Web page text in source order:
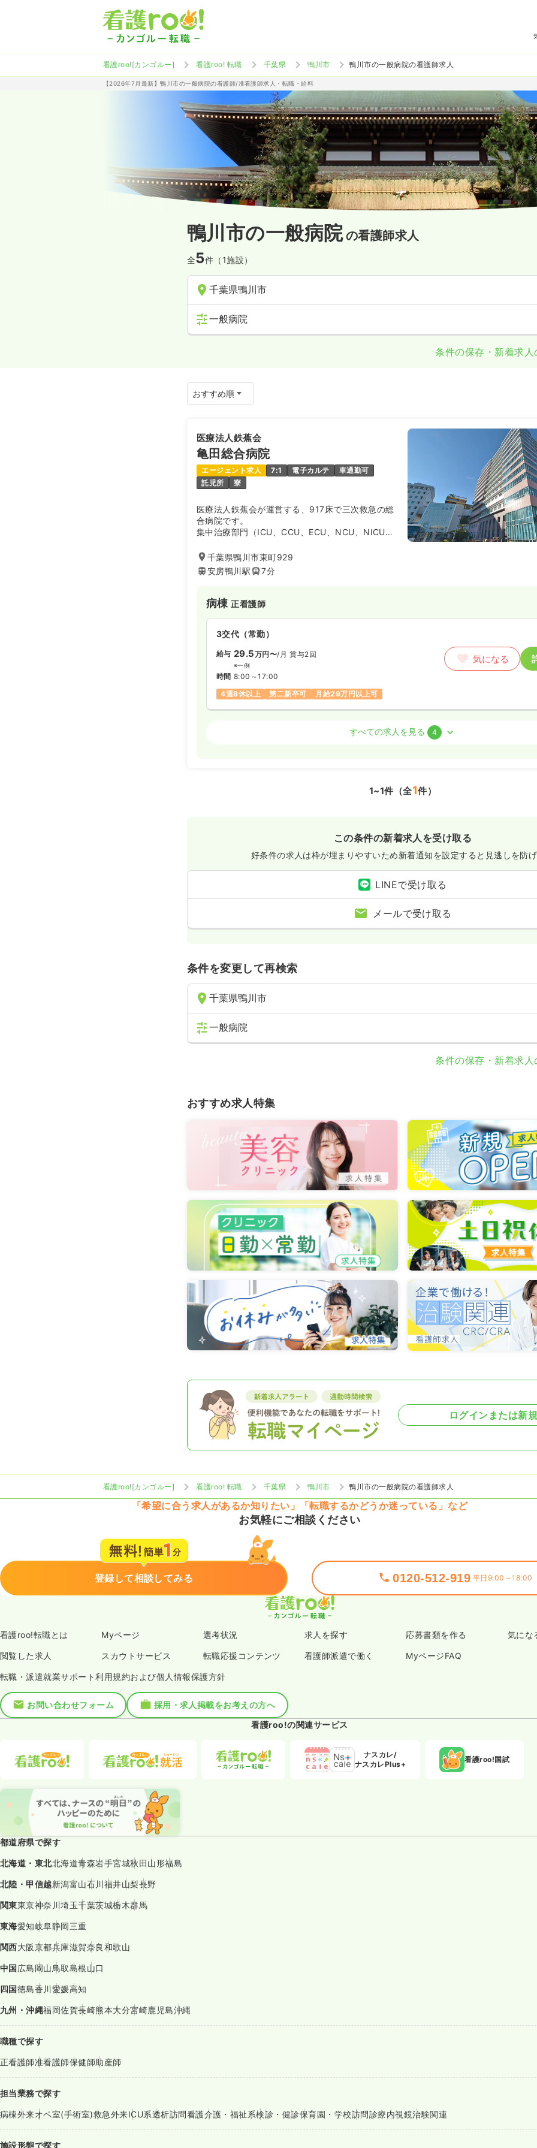
看護roo![カンゴルー] 看護roo! 転職 千葉県 鴨川市 鴨川市の一般病院の看護師求人
【2026年7月最新】鴨川市の一般病院の看護師/准看護師求人・転職・給料
鴨川市の一般病院の看護師求人
全5件（1施設）
千葉県鴨川市
一般病院
条件の保存・新着求
医療法人鉄蕉会
亀田総合病院
エージェント求人 7:1 電子カルテ
車通勤可
託児所
寮
医療法人鉄蕉会が運営する、917床で三次救急の総
合病院です。
集中治療部門（ICU、CCU、ECU、NCU、NICU）
す。
民間病院で初めて三次救急の指定を受けた病院であ
り、国内で初のJCI認証を受けております。
であり、世界中の医療機関を対象に患者の安全や医
療レベルの質など膨大な評価項目で厳格な審査を行
い、その厳しい基準をクリアした病院にのみ認証を
発給しています。
用を開始し、医療における徹底した情報活用を推進
しています。
千葉県災害拠点病院、地域がん診療連携拠点病院、
総合周産期母子医療センター、臨床研修指定病院と
なっている他、「AlwaysSayYES！」をモットー
に、チーム医療を実践し、地域のニーズに合った医
千葉県鴨川市東町929
安房鴨川駅
7分
病棟正看護師
3交代（常勤）
給与 29.5万円〜/月 賞与2回
※一例
時間 8:00～17:00
4週8休以上
第二新卒可 月給29万円以上可
気になる
救急外来正看護師
時間 8:00～17:00
ICU系
給与 29.5
オペ室(手術室)
3交代（常勤）
29.5万円〜/月 賞与2回
※一例
8:00～17:00
4週8休以上
第二新卒可 月給29万円以上可
気になる
すべての求人を見る 4
1~1件（全1件）
この条件の新着求人を受け取る
好条件の求人は枠が埋まりやすいため新着通知を設定すると見逃しを防
LINEで受け取る
メールで受け取る
条件を変更して再検索
千葉県鴨川市
一般病院
条件の保存・新着求
おすすめ求人特集
ログインまたは新
看護roo![カンゴルー] 看護roo! 転職 千葉県 鴨川市 鴨川市の一般病院の看護師求人
「希望に合う求人があるか知りたい」「転職するかどうか迷っている」など
お気軽にご相談ください
登録して相談してみる 0120-512-919 平日9:00～18:00
看護roo!転職とは Myページ 選考状況 求人を探す 応募書類を作る 気にな
閲覧した求人 スカウトサービス 転職応援コンテンツ 看護師派遣で働く MyページFAQ
転職・派遣就業サポート利用規約および個人情報保護方針
お問い合わせフォーム
採用・求人掲載をお考えの方へ
看護roo!の関連サービス
ナスカレ/
ナスカレPlus+
看護roo!国試
都道府県で探す
北海道・東北北海道青森岩手宮城秋田山形福島
北陸・甲信越新潟富山石川福井山梨長野
関東東京神奈川埼玉千葉茨城栃木群馬
東海愛知岐阜静岡三重
関西大阪京都兵庫滋賀奈良和歌山
中国広島岡山鳥取島根山口
四国徳島香川愛媛高知
九州・沖縄福岡佐賀長崎熊本大分宮崎鹿児島沖縄
職種で探す
正看護師准看護師保健師助産師
担当業務で探す
病棟外来オペ室(手術室)救急外来ICU系透析訪問看護介護・福祉系検診・健診保育園・学校訪問診療内視鏡治験関連
施設形態で探す